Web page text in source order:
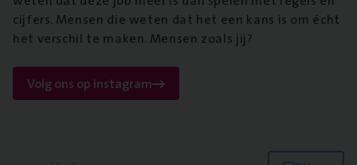
cijfers. Mensen die weten dat het een kans is om écht
het verschil te maken. Mensen zoals jij?
Volg ons op instagram